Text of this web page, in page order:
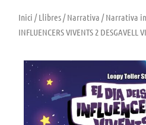
Inici /Llibres/Narrativa /Narrativa
INFLUENCERS VIVENTS 2 DESGAVELL